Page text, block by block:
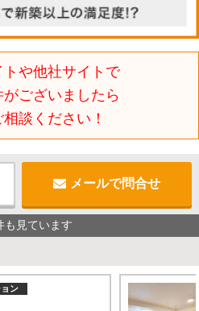
や他社サイトで
ございましたら
談ください！
メールで問合せ
も見ています
ン